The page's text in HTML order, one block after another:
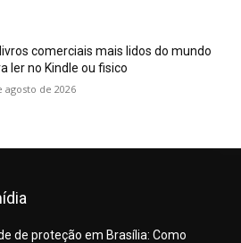
comerciais mais lidos do mundo
ler no Kindle ou fisico
agosto de 2026
de proteção em Brasília: Como